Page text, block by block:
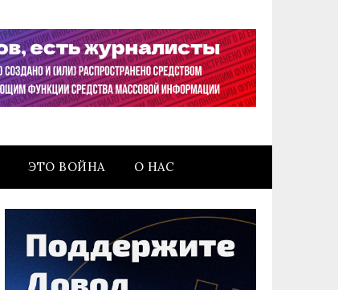
ЭТО ВОЙНА О НАС